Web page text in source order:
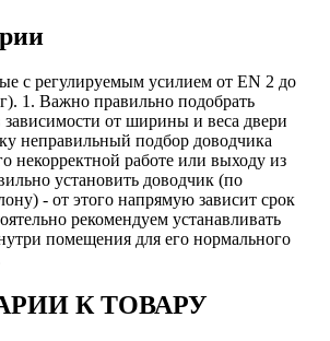
с регулируемым усилием от EN 2 до
1. Важно правильно подобрать
зависимости от ширины и веса двери
неправильный подбор доводчика
некорректной работе или выходу из
установить доводчик (по
- от этого напрямую зависит срок
рекомендуем устанавливать
помещения для его нормального
К ТОВАРУ